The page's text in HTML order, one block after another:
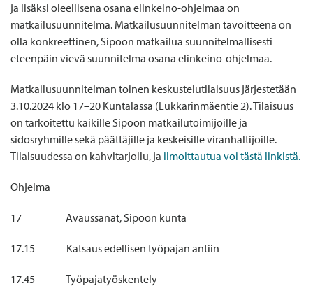
ja lisäksi oleellisena osana elinkeino-ohjelmaa on
matkailusuunnitelma. Matkailusuunnitelman tavoitteena on
olla konkreettinen, Sipoon matkailua suunnitelmallisesti
eteenpäin vievä suunnitelma osana elinkeino-ohjelmaa.
Matkailusuunnitelman toinen keskustelutilaisuus järjestetään
3.10.2024 klo 17–20 Kuntalassa (Lukkarinmäentie 2). Tilaisuus
on tarkoitettu kaikille Sipoon matkailutoimijoille ja
sidosryhmille sekä päättäjille ja keskeisille viranhaltijoille.
Tilaisuudessa on kahvitarjoilu, ja ilmoittautua voi tästä linkistä.
Ohjelma
17 Avaussanat, Sipoon kunta
17.15 Katsaus edellisen työpajan antiin
17.45 Työpajatyöskentely